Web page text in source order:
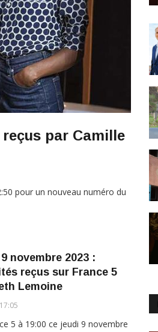
par Camille
pour un nouveau numéro du
novembre 2023 :
reçus sur France 5
Lemoine
5 à 19:00 ce jeudi 9 novembre